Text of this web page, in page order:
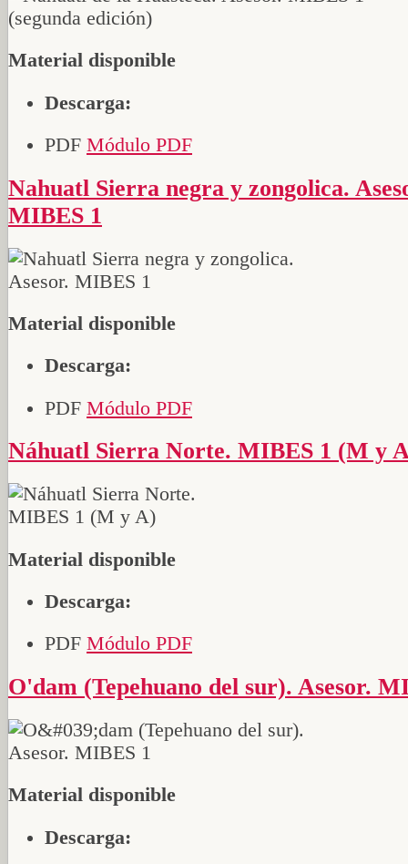
Material disponible
Descarga:
PDF Módulo PDF
Nahuatl Sierra negra y zongolica. Asesor.
MIBES 1
Material disponible
Descarga:
PDF Módulo PDF
Náhuatl Sierra Norte. MIBES 1 (M y
Material disponible
Descarga:
PDF Módulo PDF
O'dam (Tepehuano del sur). Asesor.
Material disponible
Descarga: